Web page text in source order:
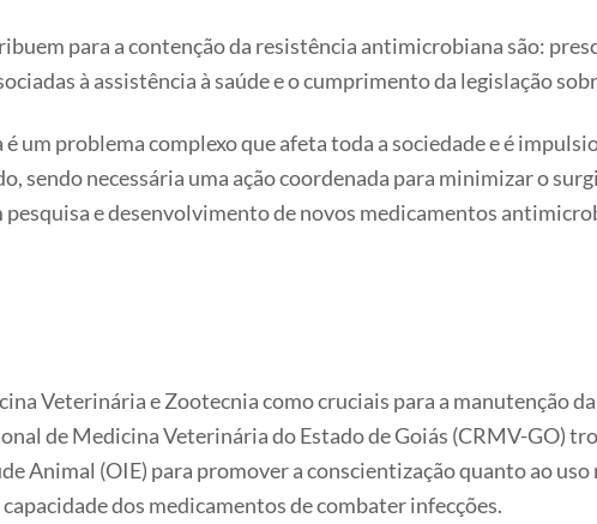
para a contenção da resistência antimicrobiana são:
à assistência à saúde e o cumprimento da legislação
um problema complexo que afeta toda a sociedade e é
sendo necessária uma ação coordenada para minimizar o
e desenvolvimento de novos medicamentos
Veterinária e Zootecnia como cruciais para a manutenção
de Medicina Veterinária do Estado de Goiás (CRMV-GO)
Animal (OIE) para promover a conscientização quanto ao
dos medicamentos de combater infecções.